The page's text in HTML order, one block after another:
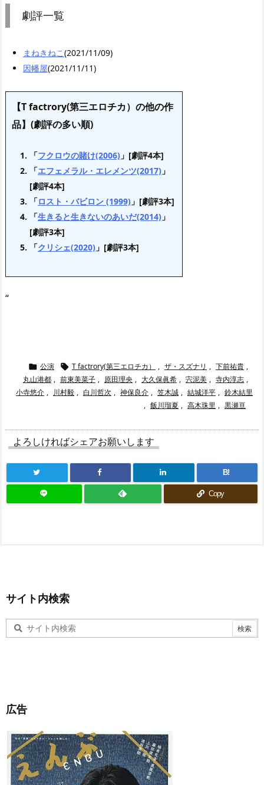
劇評一覧
まねきねこ(2021/11/09)
因幡屋(2021/11/11)
【T factrory(第三エロチカ）の他の作
品】(劇評の多い順)
「フクロウの賭け(2006) 」[劇評4本]
「エフェメラル・エレメンツ(2017) 」
[劇評4本]
「ロスト・バビロン (1999) 」[劇評3本]
「生きると生きないのあいだ(2014) 」
[劇評3本]
「クリシェ(2020) 」[劇評3本]
“
 公演  T factrory(第三エロチカ） , ザ・スズナリ , 下前祐貴 ,
丸山港都 , 前東美菜子 , 原田理央 , 大久保眞希 , 宍泥美 , 寺内淳志 ,
小寺悠介 , 川村毅 , 白川哲次 , 神保良介 , 笠木誠 , 結城洋平 , 鈴木結里
, 飯川瑠夏 , 高木珠里 , 黒瀬亘
よろしければシェアお願いします
B!
Copy
サイト内検索
広告